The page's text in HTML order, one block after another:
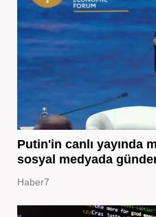
Putin'in canlı yayında
sosyal medyada
Haber7